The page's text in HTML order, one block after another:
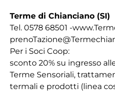
Terme di Chianciano (SI)
Tel. 0578 68501 -
Per i Soci Coop:
sconto 20% su ingresso
Terme Sensoriali,
termali e prodotti (linea